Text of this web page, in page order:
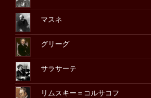
マスネ
グリーグ
サラサーテ
リムスキー＝コルサコフ